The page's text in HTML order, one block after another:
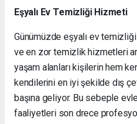
Eşyalı Ev Temizliği Hizmeti
Günümüzde eşyalı ev
ve en zor temizlik hizmetleri
yaşam alanları kişilerin hem
kendilerini en iyi şekilde dış
başına geliyor. Bu sebeple
faaliyetleri son drece